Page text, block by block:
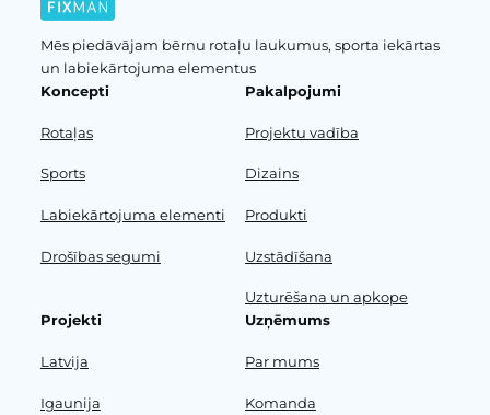
Mēs piedāvājam bērnu rotaļu laukumus, sporta iekārtas
un labiekārtojuma elementus
Koncepti
Rotaļas
Sports
Labiekārtojuma elementi
Drošības segumi
Pakalpojumi
Projektu vadība
Dizains
Produkti
Uzstādīšana
Uzturēšana un apkope
Projekti
Latvija
Igaunija
Uzņēmums
Par mums
Komanda